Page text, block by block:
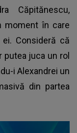
Căpitănescu,
moment în care
Consideră că
putea juca un rol
i Alexandrei un
din partea